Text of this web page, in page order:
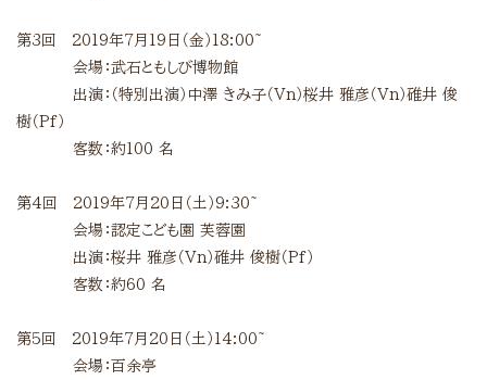
第3回 2019年7月19日（金）18:00~
会場：武石ともしび博物館
出演：（特別出演）中澤 きみ子（ Vn ）桜井 雅彦（ Vn ）碓井 俊
樹（ Pf）
客数：約100 名
第4回 2019年7月20日（土）9:30~
会場：認定こども園 芙蓉園
出演：桜井 雅彦（ Vn ）碓井 俊樹（ Pf）
客数：約60 名
第5回 2019年7月20日（土）14:00~
会場：百余亭